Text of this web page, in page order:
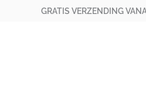
GRATIS VERZENDING